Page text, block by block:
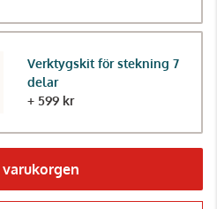
Verktygskit för stekning 7
delar
+ 599 kr
varukorgen